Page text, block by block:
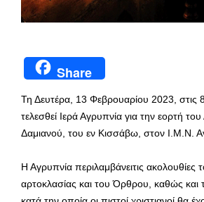
Share
Τη Δευτέρα, 13 Φεβρουαρίου 2023, στις
τελεσθεί Ιερά Αγρυπνία για την εορτή
Δαμιανού, του εν Κισσάβω, στον Ι.Μ.Ν.
Η Αγρυπνία περιλαμβάνειτις ακολουθίες
αρτοκλασίας και του Όρθρου, καθώς και